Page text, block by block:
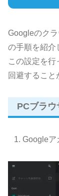
Googleのク
の手順を紹介
この設定を行
回避すること
PCブラウ
Googleア